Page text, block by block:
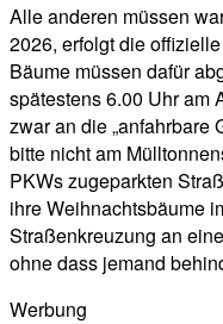
Alle anderen müssen
2026, erfolgt die
Bäume müssen dafür
spätestens 6.00 Uhr am
zwar an die „anfahrbare
bitte nicht am
PKWs zugeparkten
ihre Weihnachtsbäume
Straßenkreuzung an
ohne dass jemand
Werbung